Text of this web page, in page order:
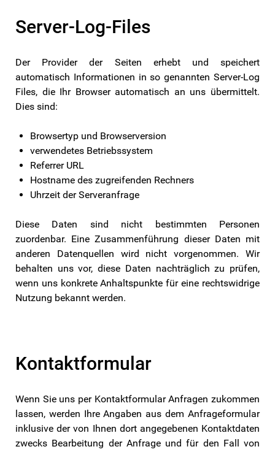
Server-Log-Files
Der Provider der Seiten erhebt und speichert
automatisch Informationen in so genannten Server-Log
Files, die Ihr Browser automatisch an uns übermittelt.
Dies sind:
Browsertyp und Browserversion
verwendetes Betriebssystem
Referrer URL
Hostname des zugreifenden Rechners
Uhrzeit der Serveranfrage
Diese Daten sind nicht bestimmten Personen
zuordenbar. Eine Zusammenführung dieser Daten mit
anderen Datenquellen wird nicht vorgenommen. Wir
behalten uns vor, diese Daten nachträglich zu prüfen,
wenn uns konkrete Anhaltspunkte für eine rechtswidrige
Nutzung bekannt werden.
Kontaktformular
Wenn Sie uns per Kontaktformular Anfragen zukommen
lassen, werden Ihre Angaben aus dem Anfrageformular
inklusive der von Ihnen dort angegebenen Kontaktdaten
zwecks Bearbeitung der Anfrage und für den Fall von